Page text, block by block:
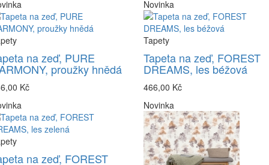
na zeď, PURE
proužky hnědá
Kč
Novinka
Tapety
Tapeta na zeď, FOREST
DREAMS, les béžová
466,00 Kč
na zeď, FOREST
Novinka